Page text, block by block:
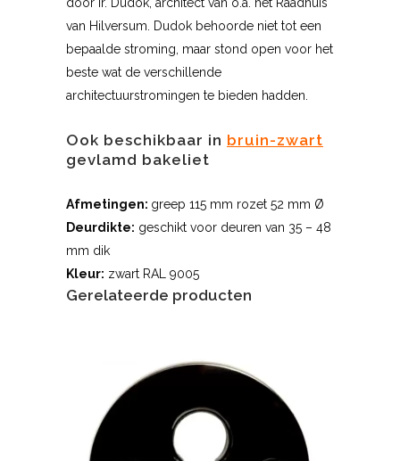
door Ir. Dudok, architect van o.a. het Raadhuis
van Hilversum. Dudok behoorde niet tot een
bepaalde stroming, maar stond open voor het
beste wat de verschillende
architectuurstromingen te bieden hadden.
Ook beschikbaar in bruin-zwart
gevlamd bakeliet
Afmetingen: greep 115 mm rozet 52 mm Ø
Deurdikte: geschikt voor deuren van 35 – 48
mm dik
Kleur: zwart RAL 9005
Gerelateerde producten